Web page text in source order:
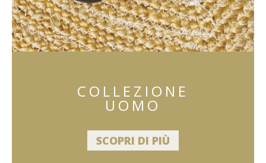
COLLEZIONE
UOMO
SCOPRI DI PIÙ